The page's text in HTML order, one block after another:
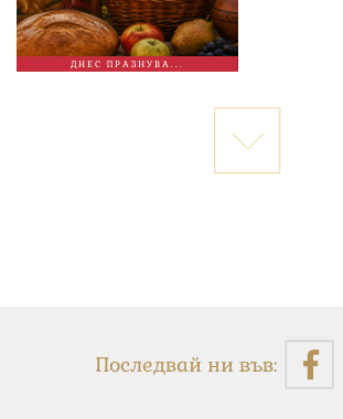
ДНЕС ПРАЗНУВА...
Последвай ни във: